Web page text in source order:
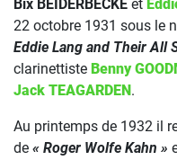
Bix BEIDERBECKE et
22 octobre 1931 sous le
Eddie Lang and Their All
clarinettiste Benny
Jack TEAGARDEN .
Au printemps de 1932 il
de « Roger Wolfe Kahn »